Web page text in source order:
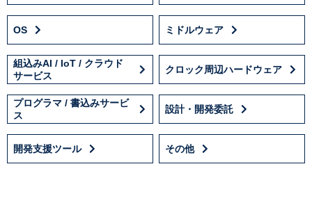
OS ミドルウェア
組込みAI / IoT / クラウド
サービス
クロック周辺ハードウェア
プログラマ / 書込みサービ
ス
設計・開発委託
開発支援ツール その他